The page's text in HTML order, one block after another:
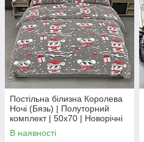
Постільна білизна Королева
Ночі (Бязь) | Полуторний
комплект | 50х70 | Новорічні
сови на сірому
В наявності